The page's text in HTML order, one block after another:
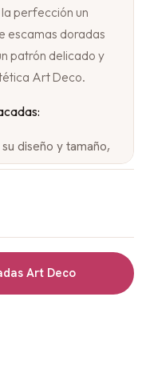
perfección un
escamas doradas
patrón delicado y
Art Deco.
diseño y tamaño,
completa, dando la
alta gama.
aporta un
papel tapiz, se
necesidad de
Art Deco